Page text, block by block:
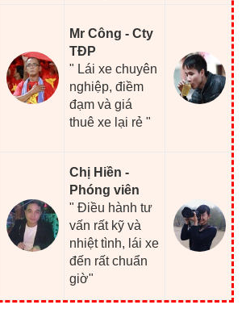
Mr Công - Cty
TĐP
" Lái xe chuyên
nghiệp, điềm
đạm và giá
thuê xe lại rẻ "
Chị Hiền -
Phóng viên
" Điều hành tư
vấn rất kỹ và
nhiệt tình, lái xe
đến rất chuẩn
giờ"